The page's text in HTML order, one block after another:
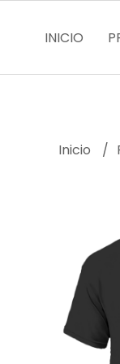
INICIO
Inicio